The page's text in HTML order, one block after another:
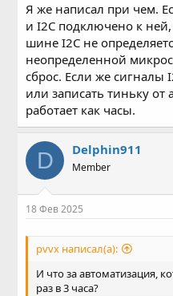
Я же написал при чем.
и I2C подключено к
шине I2C не
неопределенной
сброс. Если же сигналы
или записать тиньку от
работает как часы.
D Delphin911
Member
18 Фев 2025
pvvx написал(а):
И что за автоматизация,
раз в 3 часа?